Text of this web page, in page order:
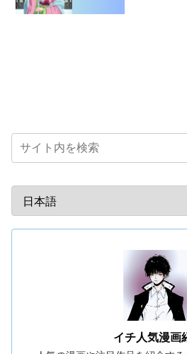
イチ人気漫画